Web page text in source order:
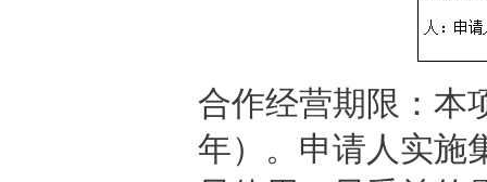
合作经营期限：本
年）。申请人实施